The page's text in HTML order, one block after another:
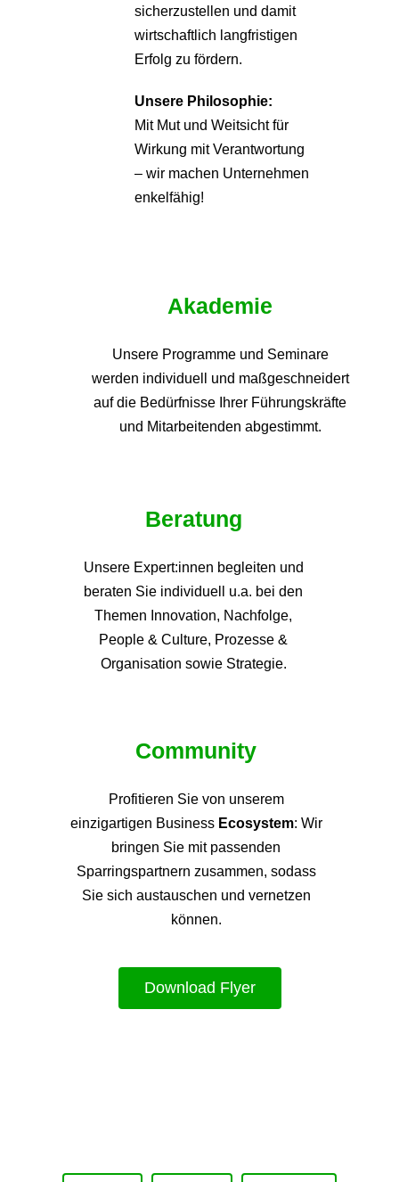
sicherzustellen und damit
wirtschaftlich langfristigen
Erfolg zu fördern.
Unsere Philosophie:
Mit Mut und Weitsicht für
Wirkung mit Verantwortung
– wir machen Unternehmen
enkelfähig!
Akademie
Unsere Programme und Seminare
werden individuell und maßgeschneidert
auf die Bedürfnisse Ihrer Führungskräfte
und Mitarbeitenden abgestimmt.
Beratung
Unsere Expert:innen begleiten und
beraten Sie individuell u.a. bei den
Themen Innovation, Nachfolge,
People & Culture, Prozesse &
Organisation sowie Strategie.
Community
Profitieren Sie von unserem
einzigartigen Business Ecosystem: Wir
bringen Sie mit passenden
Sparringspartnern zusammen, sodass
Sie sich austauschen und vernetzen
können.
Download Flyer